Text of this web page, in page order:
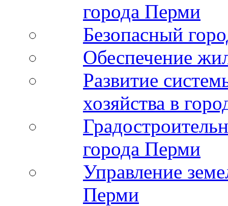
города Перми
Безопасный
Обеспечение
Развитие
хозяйства в
города Перми
Управление
Перми